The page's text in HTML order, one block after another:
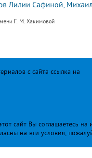
Лилии Сафиной,
Г. М. Хакимовой
с сайта ссылка на
сайт Вы соглашаетесь
на эти условия,